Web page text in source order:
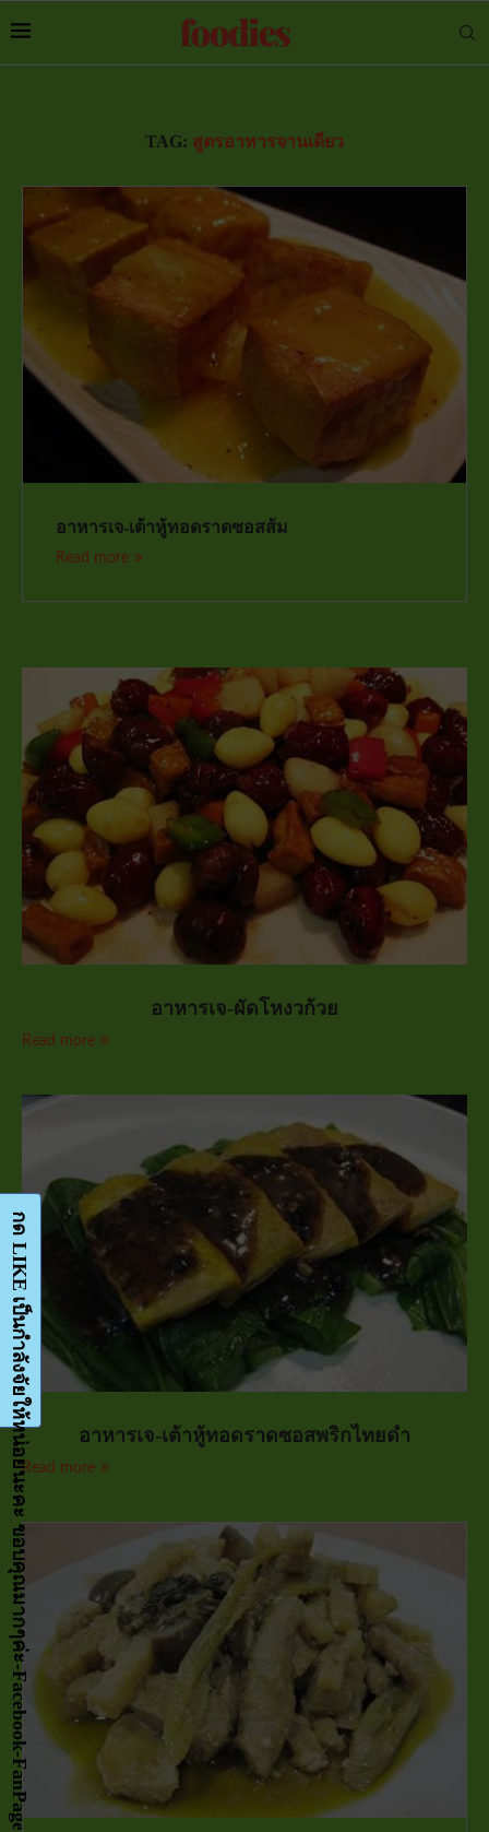
TAG: สูตรอาหารจานเดียว
อาหารเจ-เต้าหู้ทอดราดซอสส้ม
Read more
อาหารเจ-ผัดโหงวก้วย
Read more
อาหารเจ-เต้าหู้ทอดราดซอสพริกไทยดำ
Read more
กด LIKE เป็นกำลังจัยให้หน่อยนะคะ ขอบคุณมากๆค่ะ-Facebook-FanPage